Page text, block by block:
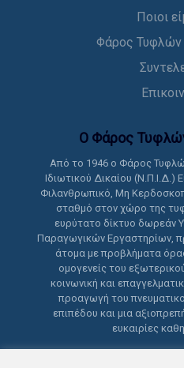
Ποιοι
Φάρος Τυφλών
Ο Φάρος
Από το 1946 ο Φάρος
Ιδιωτικού Δικαίου
Φιλανθρωπικό, Μη
σταθμό στον χώρο της
ευρύτατο δίκτυο δωρεάν
Παραγωγικών Εργαστηρίων,
άτομα με προβλήματα
ομογενείς του
κοινωνική και
προαγωγή του
επιπέδου και μια
ευκαιρίες